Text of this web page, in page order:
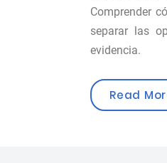
Comprender
separar las
evidencia.
Read